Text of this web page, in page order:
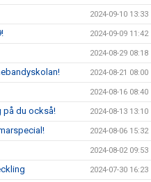
2024-09-10 13:33
2024-09-09 11:42
2024-08-29 08:18
2024-08-21 08:00
2024-08-16 08:40
på du också! 2024-08-13 13:10
2024-08-06 15:32
2024-08-02 09:53
2024-07-30 16:23